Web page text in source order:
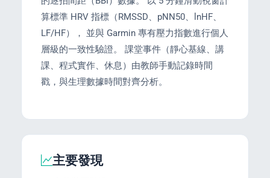
算標準 HRV 指標（RMSSD、pNN50、lnHF、
LF/HF）， 並與 Garmin 專有壓力指數進行個人
層級的一致性驗證。 課堂事件（靜心基線、講
課、程式實作、休息）由教師手動記錄時間
戳，與生理數據時間對齊分析。
主要發現